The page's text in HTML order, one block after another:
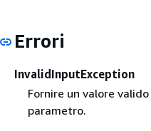
Errori
InvalidInputException
Fornire un valore
parametro.